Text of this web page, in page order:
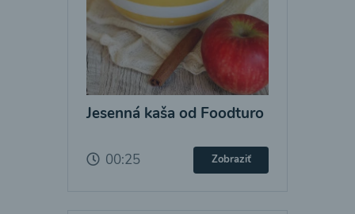
Jesenná kaša od Foodturo
00:25 Zobraziť